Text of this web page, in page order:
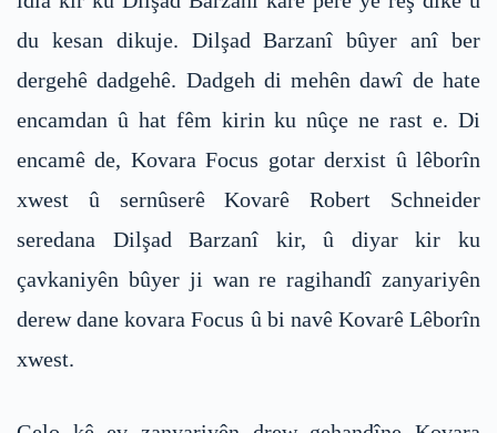
du kesan dikuje. Dilşad Barzanî bûyer anî ber
dergehê dadgehê. Dadgeh di mehên dawî de hate
encamdan û hat fêm kirin ku nûçe ne rast e. Di
encamê de, Kovara Focus gotar derxist û lêborîn
xwest û sernûserê Kovarê Robert Schneider
seredana Dilşad Barzanî kir, û diyar kir ku
çavkaniyên bûyer ji wan re ragihandî zanyariyên
derew dane kovara Focus û bi navê Kovarê Lêborîn
xwest.